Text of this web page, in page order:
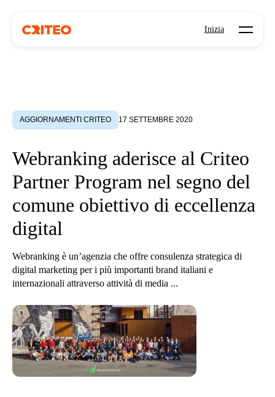
Inizia Open
AGGIORNAMENTI CRITEO 17 SETTEMBRE 2020
Webranking aderisce al Criteo
Partner Program nel segno del
comune obiettivo di eccellenza
digital
Webranking è un’agenzia che offre consulenza strategica di
digital marketing per i più importanti brand italiani e
internazionali attraverso attività di media ...